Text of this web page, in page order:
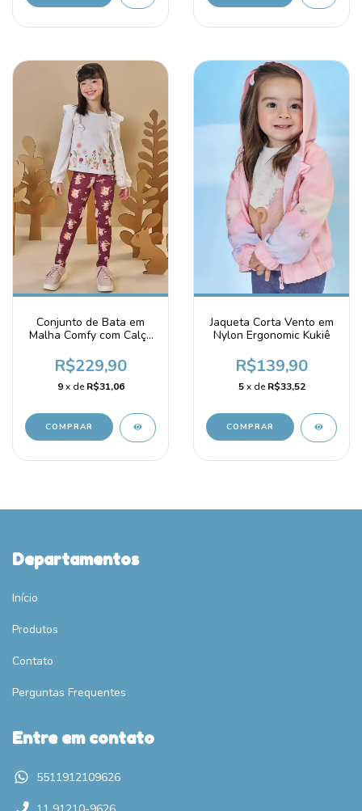
Conjunto de Bata em
Malha Comfy com Calça
Power Infanti
R$229,90
9 x deR$31,06
COMPRAR
Jaqueta Corta Vento em
Nylon Ergonomic Kukiê
R$139,90
5 x deR$33,52
COMPRAR
Departamentos
Início
Produtos
Contato
Perguntas Frequentes
Entre em contato
5511912109626